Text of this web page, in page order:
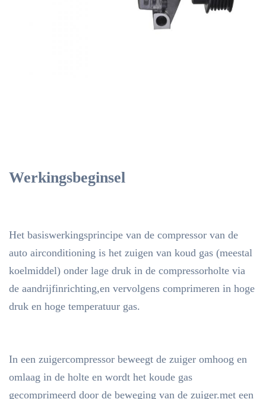
Werkingsbeginsel
Het basiswerkingsprincipe van de compressor van de
auto airconditioning is het zuigen van koud gas (meestal
koelmiddel) onder lage druk in de compressorholte via
de aandrijfinrichting,en vervolgens comprimeren in hoge
druk en hoge temperatuur gas.
In een zuigercompressor beweegt de zuiger omhoog en
omlaag in de holte en wordt het koude gas
gecomprimeerd door de beweging van de zuiger.met een